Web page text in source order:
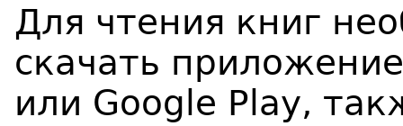
Для чтения книг
скачать
или Google Play,